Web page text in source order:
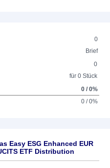
0
Brief
0
für 0 Stück
0 / 0%
0 / 0%
Easy ESG Enhanced EUR
ETF Distribution